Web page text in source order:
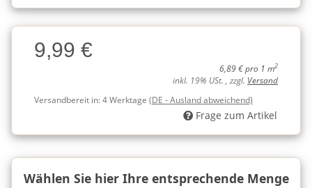
Charge
Charge9,99 €
6,89 € pro 1 m2
inkl. 19% USt. , zzgl. Versand
Versandbereit in:4 Werktage (DE - Ausland abweichend)
Frage zum Artikel
Wählen Sie hier Ihre entsprechende Menge